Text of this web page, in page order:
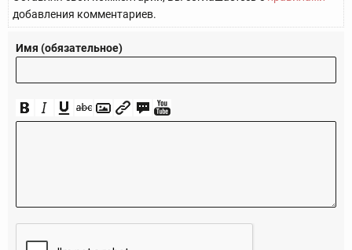
добавления комментариев.
Имя (обязательное)